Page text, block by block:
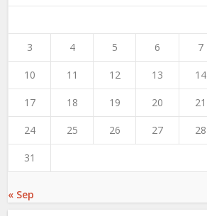
3 4 5 6 7
10 11 12 13 14
17 18 19 20 21
24 25 26 27 28
31
« Sep